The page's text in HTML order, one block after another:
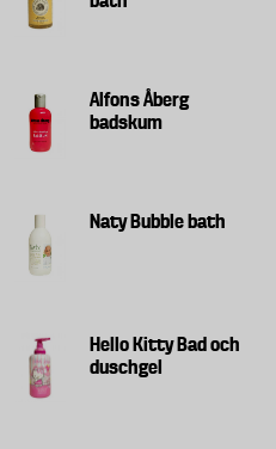
Alfons Åberg
badskum
Naty Bubble bath
Hello Kitty Bad och
duschgel